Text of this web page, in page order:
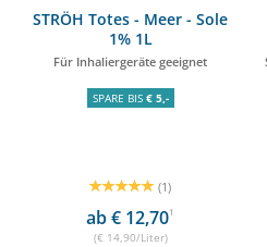
STRÖH Totes - Meer - Sole
1% 1L
Für Inhaliergeräte geeignet
SPARE BIS € 5,-
(1)
ab € 12,701
(€ 14,90/Liter)